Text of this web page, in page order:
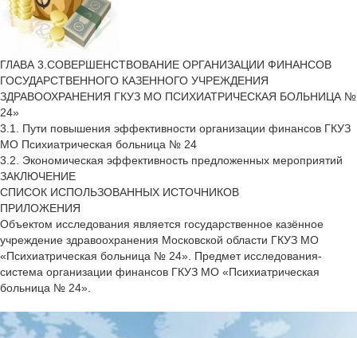
ГЛАВА 3.СОВЕРШЕНСТВОВАНИЕ ОРГАНИЗАЦИИ ФИНАНСОВ
ГОСУДАРСТВЕННОГО КАЗЕННОГО УЧРЕЖДЕНИЯ
ЗДРАВООХРАНЕНИЯ ГКУЗ МО ПСИХИАТРИЧЕСКАЯ БОЛЬНИЦА №
24»
3.1. Пути повышения эффективности организации финансов ГКУЗ
МО Психиатрическая больница № 24
3.2. Экономическая эффективность предложенных мероприятий
ЗАКЛЮЧЕНИЕ
СПИСОК ИСПОЛЬЗОВАННЫХ ИСТОЧНИКОВ
ПРИЛОЖЕНИЯ
Объектом исследования является государственное казённое
учреждение здравоохранения Московской области ГКУЗ МО
«Психиатрическая больница № 24». Предмет исследования-
система организации финансов ГКУЗ МО «Психиатрическая
больница № 24».